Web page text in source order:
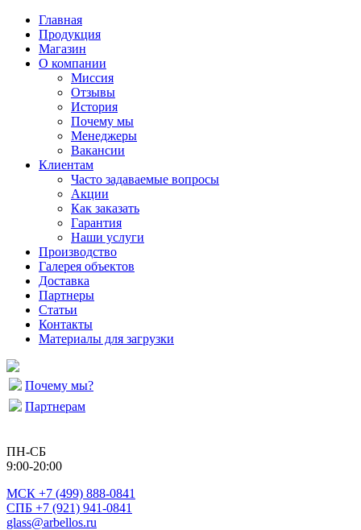
Главная
Продукция
Магазин
О компании
Миссия
Отзывы
История
Почему мы
Менеджеры
Вакансии
Клиентам
Часто задаваемые вопросы
Акции
Как заказать
Гарантия
Наши услуги
Производство
Галерея объектов
Доставка
Партнеры
Статьи
Контакты
Материалы для загрузки
Почему мы?
Партнерам
ПН-СБ
9:00-20:00
МСК +7 (499) 888-0841
СПБ +7 (921) 941-0841
glass@arbellos.ru